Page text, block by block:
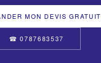
MON DEVIS GRATUIT
☎ 0787683537